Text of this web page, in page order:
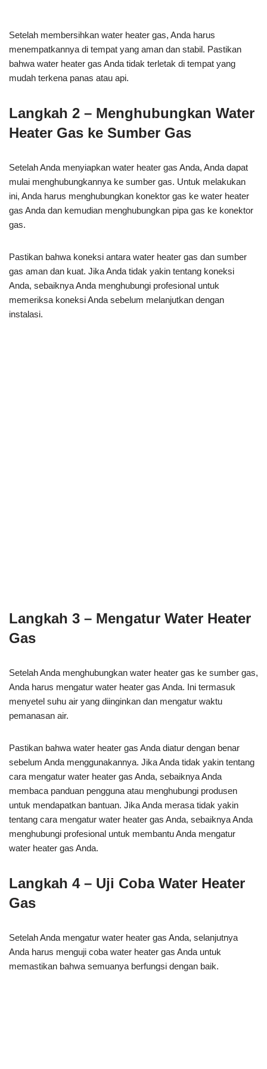
Setelah membersihkan water heater gas, Anda harus
menempatkannya di tempat yang aman dan stabil. Pastikan
bahwa water heater gas Anda tidak terletak di tempat yang
mudah terkena panas atau api.
Langkah 2 – Menghubungkan Water
Heater Gas ke Sumber Gas
Setelah Anda menyiapkan water heater gas Anda, Anda dapat
mulai menghubungkannya ke sumber gas. Untuk melakukan
ini, Anda harus menghubungkan konektor gas ke water heater
gas Anda dan kemudian menghubungkan pipa gas ke konektor
gas.
Pastikan bahwa koneksi antara water heater gas dan sumber
gas aman dan kuat. Jika Anda tidak yakin tentang koneksi
Anda, sebaiknya Anda menghubungi profesional untuk
memeriksa koneksi Anda sebelum melanjutkan dengan
instalasi.
Langkah 3 – Mengatur Water Heater
Gas
Setelah Anda menghubungkan water heater gas ke sumber gas,
Anda harus mengatur water heater gas Anda. Ini termasuk
menyetel suhu air yang diinginkan dan mengatur waktu
pemanasan air.
Pastikan bahwa water heater gas Anda diatur dengan benar
sebelum Anda menggunakannya. Jika Anda tidak yakin tentang
cara mengatur water heater gas Anda, sebaiknya Anda
membaca panduan pengguna atau menghubungi produsen
untuk mendapatkan bantuan. Jika Anda merasa tidak yakin
tentang cara mengatur water heater gas Anda, sebaiknya Anda
menghubungi profesional untuk membantu Anda mengatur
water heater gas Anda.
Langkah 4 – Uji Coba Water Heater
Gas
Setelah Anda mengatur water heater gas Anda, selanjutnya
Anda harus menguji coba water heater gas Anda untuk
memastikan bahwa semuanya berfungsi dengan baik.